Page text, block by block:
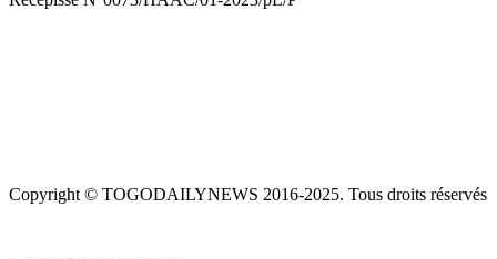
Copyright © TOGODAILYNEWS 2016-2025. Tous droits réservés